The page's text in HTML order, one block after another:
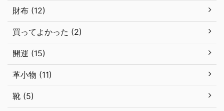
財布 (12)
買ってよかった (2)
開運 (15)
革小物 (11)
靴 (5)